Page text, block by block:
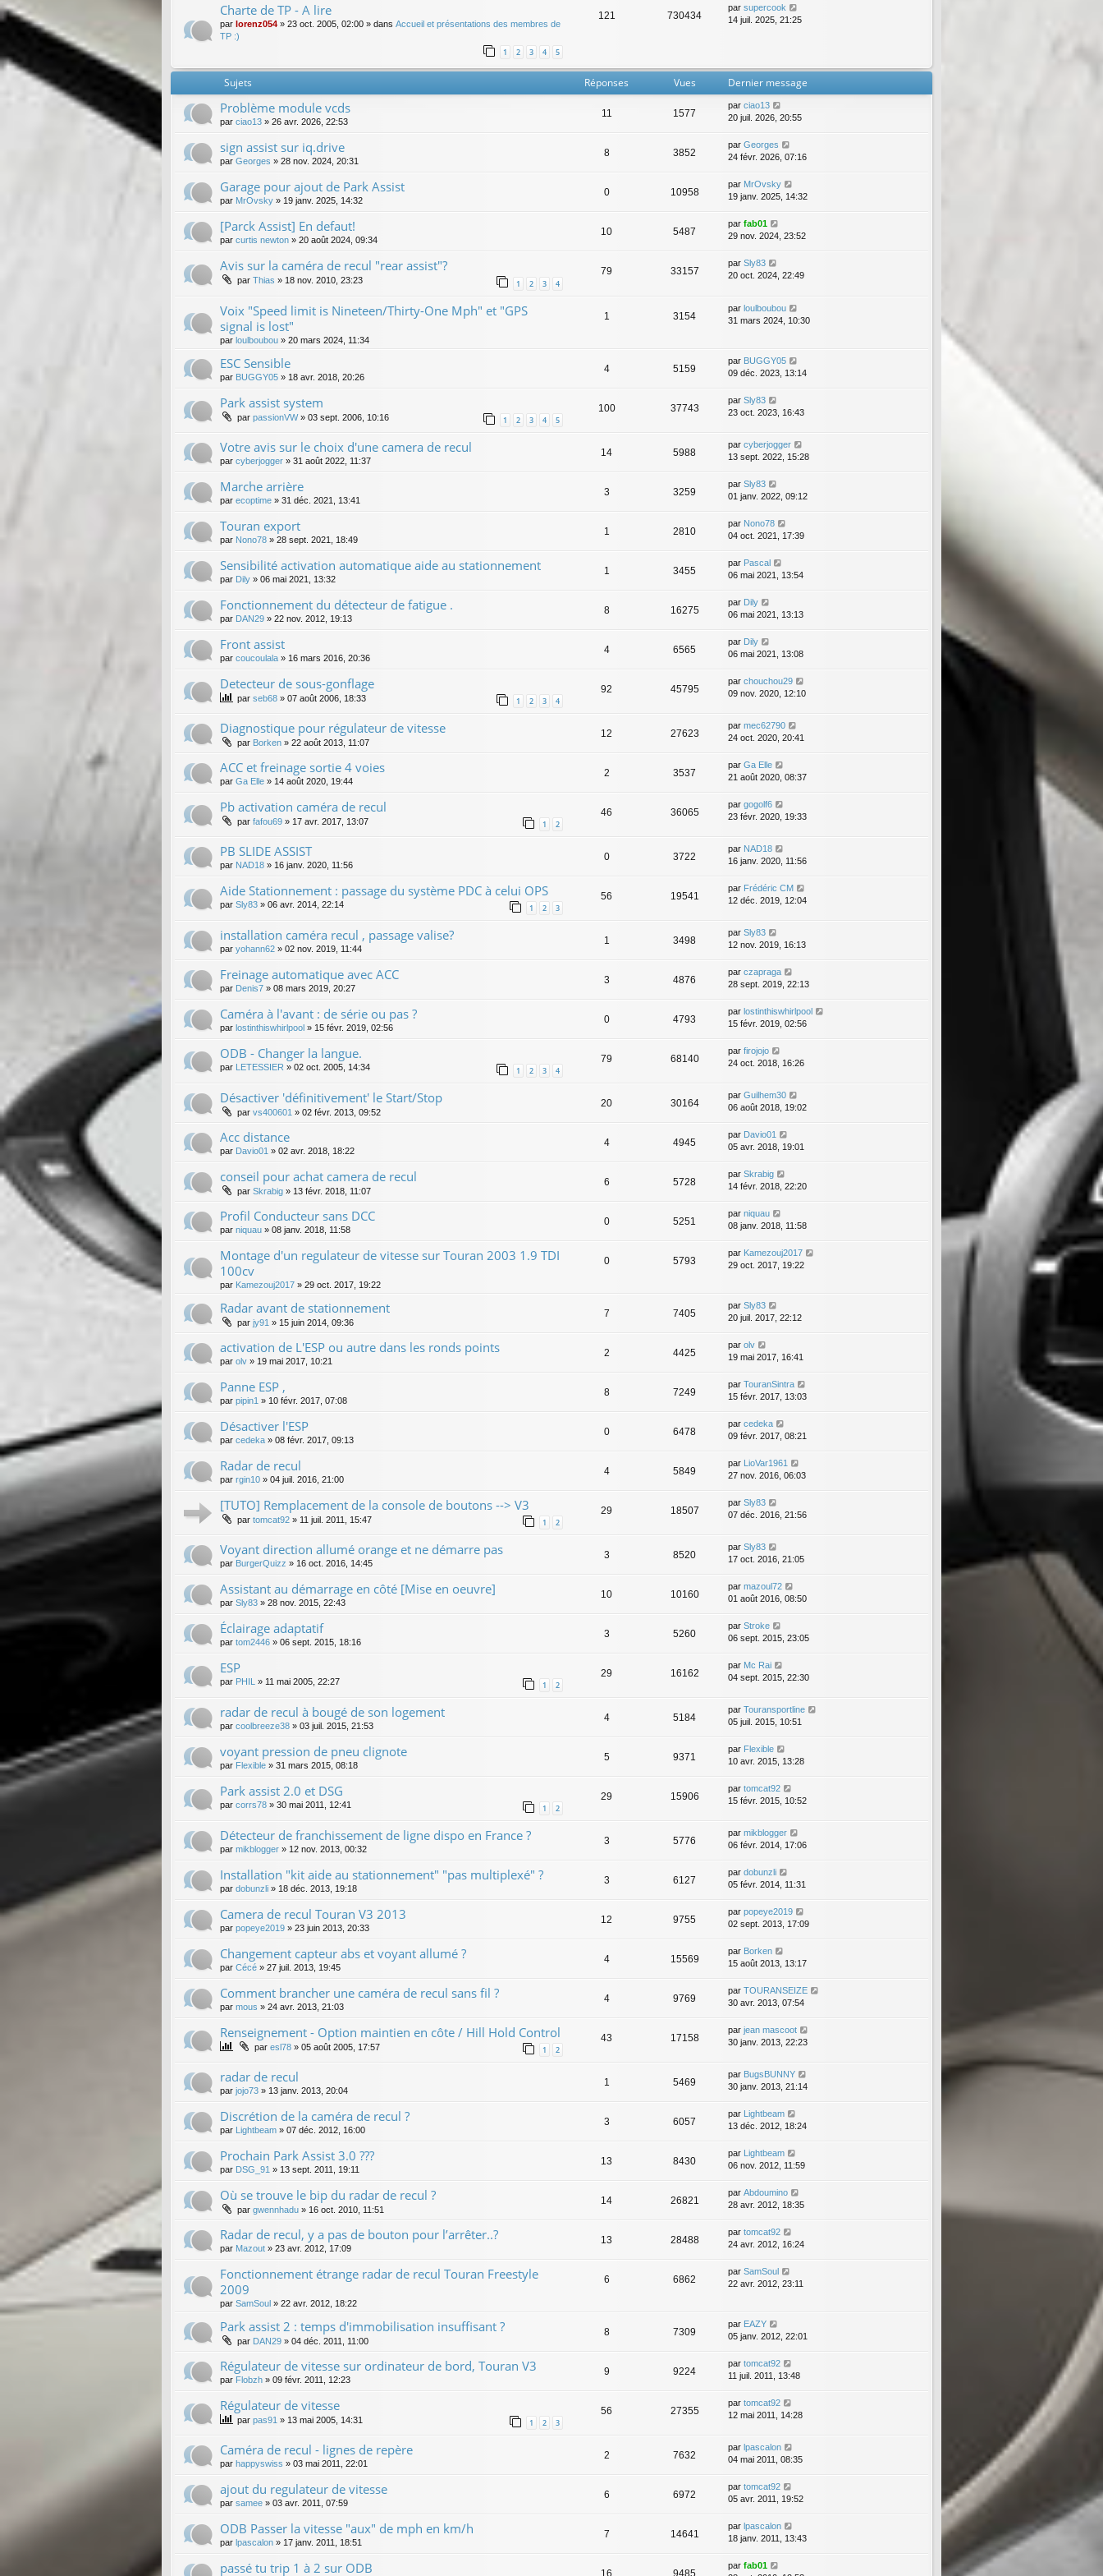
Charte de TP - A lire
par lorenz054 » 23 oct. 2005, 02:00 » dans Accueil et présentations des membres de
TP :)
1 2 3 4 5
121 730434
par supercook
14 juil. 2025, 21:25
Sujets Réponses Vues Dernier message
Problème module vcds
par ciao13 » 26 avr. 2026, 22:53
11 1577
par ciao13
20 juil. 2026, 20:55
sign assist sur iq.drive
par Georges » 28 nov. 2024, 20:31
8 3852
par Georges
24 févr. 2026, 07:16
Garage pour ajout de Park Assist
par MrOvsky » 19 janv. 2025, 14:32
0 10958
par MrOvsky
19 janv. 2025, 14:32
[Parck Assist] En defaut!
par curtis newton » 20 août 2024, 09:34
10 5487
par fab01
29 nov. 2024, 23:52
Avis sur la caméra de recul "rear assist"?
par Thias » 18 nov. 2010, 23:23 1 2 3 4
79 33157
par Sly83
20 oct. 2024, 22:49
Voix "Speed limit is Nineteen/Thirty-One Mph" et "GPS
signal is lost"
par loulboubou » 20 mars 2024, 11:34
1 3154
par loulboubou
31 mars 2024, 10:30
ESC Sensible
par BUGGY05 » 18 avr. 2018, 20:26
4 5159
par BUGGY05
09 déc. 2023, 13:14
Park assist system
par passionVW» 03 sept. 2006, 10:16 1 2 3 4 5
100 37743
par Sly83
23 oct. 2023, 16:43
Votre avis sur le choix d'une camera de recul
par cyberjogger » 31 août 2022, 11:37
14 5988
par cyberjogger
13 sept. 2022, 15:28
Marche arrière
par ecoptime » 31 déc. 2021, 13:41
3 3259
par Sly83
01 janv. 2022, 09:12
Touran export
par Nono78 » 28 sept. 2021, 18:49
1 2810
par Nono78
04 oct. 2021, 17:39
Sensibilité activation automatique aide au stationnement
par Dily » 06 mai 2021, 13:32
1 3455
par Pascal
06 mai 2021, 13:54
Fonctionnement du détecteur de fatigue .
par DAN29 » 22 nov. 2012, 19:13
8 16275
par Dily
06 mai 2021, 13:13
Front assist
par coucoulala » 16 mars 2016, 20:36
4 6565
par Dily
06 mai 2021, 13:08
Detecteur de sous-gonflage
par seb68 » 07 août 2006, 18:33 1 2 3 4
92 45795
par chouchou29
09 nov. 2020, 12:10
Diagnostique pour régulateur de vitesse
par Borken » 22 août 2013, 11:07
12 27623
par mec62790
24 oct. 2020, 20:41
ACC et freinage sortie 4 voies
par Ga Elle » 14 août 2020, 19:44
2 3537
par Ga Elle
21 août 2020, 08:37
Pb activation caméra de recul
par fafou69 » 17 avr. 2017, 13:07 1 2
46 36065
par gogolf6
23 févr. 2020, 19:33
PB SLIDE ASSIST
par NAD18 » 16 janv. 2020, 11:56
0 3722
par NAD18
16 janv. 2020, 11:56
Aide Stationnement : passage du système PDC à celui OPS
par Sly83 » 06 avr. 2014, 22:14 1 2 3
56 19541
par Frédéric CM
12 déc. 2019, 12:04
installation caméra recul , passage valise?
par yohann62 » 02 nov. 2019, 11:44
1 3498
par Sly83
12 nov. 2019, 16:13
Freinage automatique avec ACC
par Denis7 » 08 mars 2019, 20:27
3 4876
par czapraga
28 sept. 2019, 22:13
Caméra à l'avant : de série ou pas ?
par lostinthiswhirlpool » 15 févr. 2019, 02:56
0 4793
par lostinthiswhirlpool
15 févr. 2019, 02:56
ODB - Changer la langue.
par LETESSIER » 02 oct. 2005, 14:34 1 2 3 4
79 68140
par firojojo
24 oct. 2018, 16:26
Désactiver 'définitivement' le Start/Stop
par vs400601 » 02 févr. 2013, 09:52
20 30164
par Guilhem30
06 août 2018, 19:02
Acc distance
par Davio01 » 02 avr. 2018, 18:22
4 4945
par Davio01
05 avr. 2018, 19:01
conseil pour achat camera de recul
par Skrabig » 13 févr. 2018, 11:07
6 5728
par Skrabig
14 févr. 2018, 22:20
Profil Conducteur sans DCC
par niquau » 08 janv. 2018, 11:58
0 5251
par niquau
08 janv. 2018, 11:58
Montage d'un regulateur de vitesse sur Touran 2003 1.9 TDI
100cv
par Kamezouj2017 » 29 oct. 2017, 19:22
0 5793
par Kamezouj2017
29 oct. 2017, 19:22
Radar avant de stationnement
par jy91 » 15 juin 2014, 09:36
7 7405
par Sly83
20 juil. 2017, 22:12
activation de L'ESP ou autre dans les ronds points
par olv » 19 mai 2017, 10:21
2 4425
par olv
19 mai 2017, 16:41
Panne ESP ,
par pipin1 » 10 févr. 2017, 07:08
8 7249
par TouranSintra
15 févr. 2017, 13:03
Désactiver l'ESP
par cedeka » 08 févr. 2017, 09:13
0 6478
par cedeka
09 févr. 2017, 08:21
Radar de recul
par rgin10 » 04 juil. 2016, 21:00
4 5849
par LioVar1961
27 nov. 2016, 06:03
[TUTO] Remplacement de la console de boutons --> V3
par tomcat92 » 11 juil. 2011, 15:47 1 2
29 18507
par Sly83
07 déc. 2016, 21:56
Voyant direction allumé orange et ne démarre pas
par BurgerQuizz » 16 oct. 2016, 14:45
3 8520
par Sly83
17 oct. 2016, 21:05
Assistant au démarrage en côté [Mise en oeuvre]
par Sly83 » 28 nov. 2015, 22:43
10 10160
par mazoul72
01 août 2016, 08:50
Éclairage adaptatif
par tom2446 » 06 sept. 2015, 18:16
3 5260
par Stroke
06 sept. 2015, 23:05
ESP
par PHIL » 11 mai 2005, 22:27 1 2
29 16162
par Mc Rai
04 sept. 2015, 22:30
radar de recul à bougé de son logement
par coolbreeze38 » 03 juil. 2015, 21:53
4 5184
par Touransportline
05 juil. 2015, 10:51
voyant pression de pneu clignote
par Flexible » 31 mars 2015, 08:18
5 9371
par Flexible
10 avr. 2015, 13:28
Park assist 2.0 et DSG
par corrs78 » 30 mai 2011, 12:41 1 2
29 15906
par tomcat92
15 févr. 2015, 10:52
Détecteur de franchissement de ligne dispo en France ?
par mikblogger » 12 nov. 2013, 00:32
3 5776
par mikblogger
06 févr. 2014, 17:06
Installation "kit aide au stationnement" "pas multiplexé" ?
par dobunzli » 18 déc. 2013, 19:18
3 6127
par dobunzli
05 févr. 2014, 11:31
Camera de recul Touran V3 2013
par popeye2019 » 23 juin 2013, 20:33
12 9755
par popeye2019
02 sept. 2013, 17:09
Changement capteur abs et voyant allumé ?
par Cécé » 27 juil. 2013, 19:45
4 15569
par Borken
15 août 2013, 13:17
Comment brancher une caméra de recul sans fil ?
par mous » 24 avr. 2013, 21:03
4 9769
par TOURANSEIZE
30 avr. 2013, 07:54
Renseignement - Option maintien en côte / Hill Hold Control
par esl78 » 05 août 2005, 17:57 1 2
43 17158
par jean mascoot
30 janv. 2013, 22:23
radar de recul
par jojo73 » 13 janv. 2013, 20:04
1 5469
par BugsBUNNY
30 janv. 2013, 21:14
Discrétion de la caméra de recul ?
par Lightbeam » 07 déc. 2012, 16:00
3 6057
par
Lightbeam
13 déc. 2012, 18:24
Prochain Park Assist 3.0 ???
par DSG_91 » 13 sept. 2011, 19:11
13 8430
par
Lightbeam
06 nov. 2012, 11:59
Où se trouve le bip du radar de recul ?
par gwennhadu » 16 oct. 2010, 11:51
14 26821
par Abdoumino
28 avr. 2012, 18:35
Radar de recul, y a pas de bouton pour l’arrêter..?
par Mazout » 23 avr. 2012, 17:09
13 28488
par tomcat92
24 avr. 2012, 16:24
Fonctionnement étrange radar de recul Touran Freestyle
2009
par SamSoul » 22 avr. 2012, 18:22
6 6862
par SamSoul
22 avr. 2012, 23:11
Park assist 2 : temps d'immobilisation insuffisant ?
par DAN29 » 04 déc. 2011, 11:00
8 7309
par EAZY
05 janv. 2012, 22:01
Régulateur de vitesse sur ordinateur de bord, Touran V3
par Flobzh » 09 févr. 2011, 12:23
9 9224
par tomcat92
11 juil. 2011, 13:48
Régulateur de vitesse
par pas91 » 13 mai 2005, 14:31 1 2 3
56 27355
par tomcat92
12 mai 2011, 14:28
Caméra de recul - lignes de repère
par happyswiss » 03 mai 2011, 22:01
2 7632
par lpascalon
04 mai 2011, 08:35
ajout du regulateur de vitesse
par samee » 03 avr. 2011, 07:59
6 6972
par tomcat92
05 avr. 2011, 19:52
ODB Passer la vitesse "aux" de mph en km/h
par lpascalon » 17 janv. 2011, 18:51
7 14641
par lpascalon
18 janv. 2011, 13:43
passé tu trip 1 à 2 sur ODB par fab01